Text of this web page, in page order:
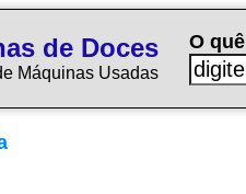
de Doces
Máquinas Usadas
O